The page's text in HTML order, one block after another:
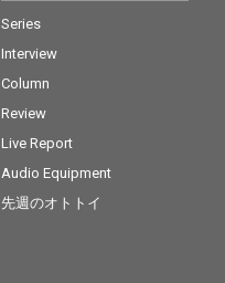
Series
Interview
Column
Review
Live Report
Audio Equipment
先週のオトトイ